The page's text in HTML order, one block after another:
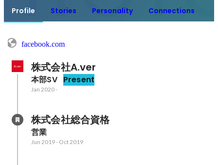
Profile Stories Personality Connections
facebook.com
株式会社A.ver
本部SV Present
Jan 2020-
株式会社総合資格
営業
Jun 2019- Oct 2019